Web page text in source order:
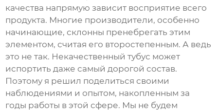
качества напрямую зависит восприятие всего
продукта. Многие производители, особенно
начинающие, склонны пренебрегать этим
элементом, считая его второстепенным. А ведь
это не так. Некачественный тубус может
испортить даже самый дорогой состав.
Поэтому я решил поделиться своими
наблюдениями и опытом, накопленным за
годы работы в этой сфере. Мы не будем